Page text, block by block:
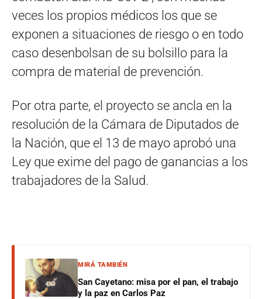
veces los propios médicos los que se
exponen a situaciones de riesgo o en todo
caso desenbolsan de su bolsillo para la
compra de material de prevención.
Por otra parte, el proyecto se ancla en la
resolución de la Cámara de Diputados de
la Nación, que el 13 de mayo aprobó una
Ley que exime del pago de ganancias a los
trabajadores de la Salud.
MIRÁ TAMBIÉN
San Cayetano: misa por el pan, el trabajo
y la paz en Carlos Paz